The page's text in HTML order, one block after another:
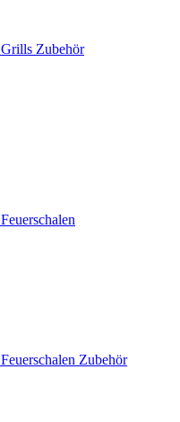
Grills Zubehör
Feuerschalen
Feuerschalen Zubehör